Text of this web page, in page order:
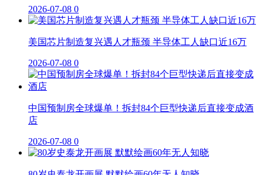
2026-07-08 0
美国芯片制造复兴遇人才瓶颈 半导体工人缺口近16万
2026-07-08 0
中国预制房全球爆单！拆封84个巨型快递后直接变成酒
店
2026-07-08 0